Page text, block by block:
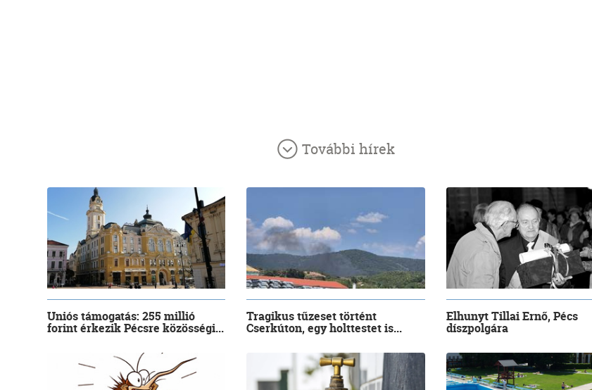
További hírek
Uniós támogatás: 255 millió
forint érkezik Pécsre közösségi...
Tragikus tűzeset történt
Cserkúton, egy holttestet is...
Elhunyt Tillai Ernő, Pécs
díszpolgára